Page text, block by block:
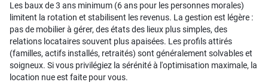
Les baux de 3 ans minimum (6 ans pour les personnes morales)
limitent la rotation et stabilisent les revenus. La gestion est légère :
pas de mobilier à gérer, des états des lieux plus simples, des
relations locataires souvent plus apaisées. Les profils attirés
(familles, actifs installés, retraités) sont généralement solvables et
soigneux. Si vous privilégiez la sérénité à l'optimisation maximale, la
location nue est faite pour vous.